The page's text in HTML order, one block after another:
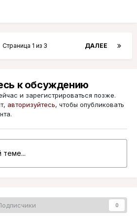
ДАЛЕЕ
Страница 1 из 3
к обсуждению
и зарегистрироваться позже.
авторизуйтесь, чтобы опубликовать
теме...
0